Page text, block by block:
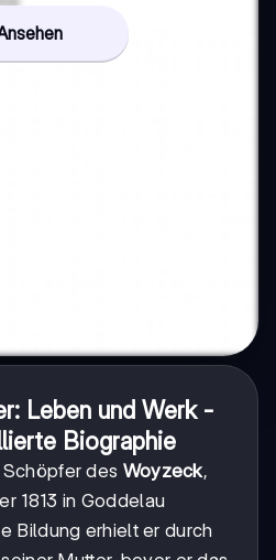
Leben und Werk -
Biographie
des Woyzeck,
1813 in Goddelau
Bildung erhielt er durch